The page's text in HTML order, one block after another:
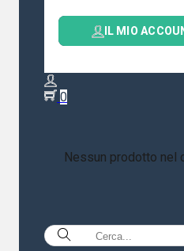
IL MIO
0
Nessun prodotto nel